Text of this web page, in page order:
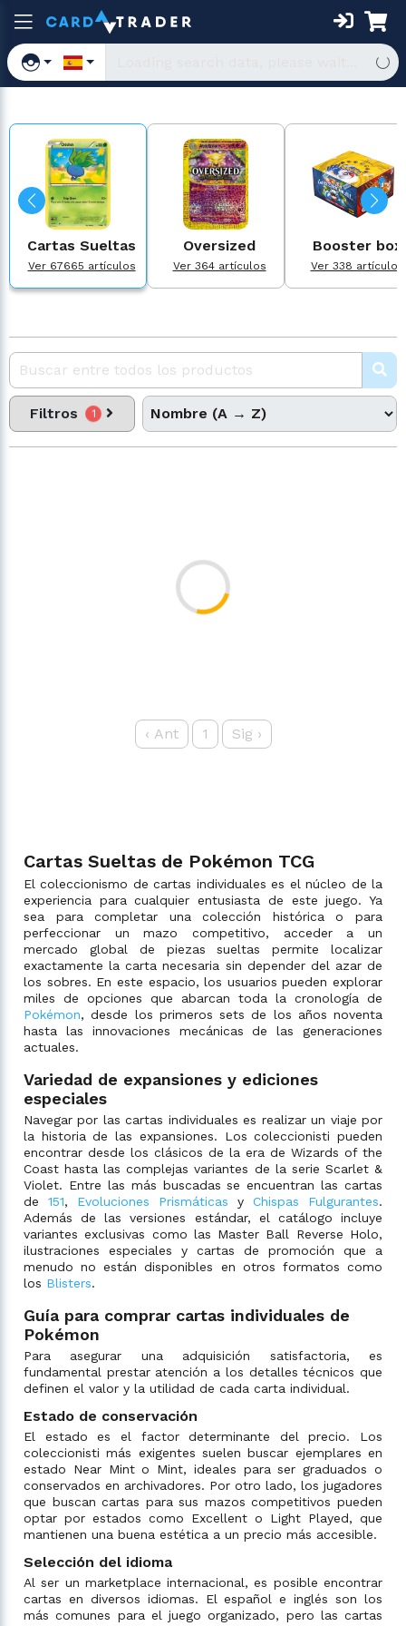
Cartas Sueltas
Ver 67665 artículos
Oversized
Ver 364 artículos
Booster box
Ver 338 artículos
Filtros 1
‹ Ant 1 Sig ›
Cartas Sueltas de Pokémon TCG
El coleccionismo de cartas individuales es el núcleo de la
experiencia para cualquier entusiasta de este juego. Ya
sea para completar una colección histórica o para
perfeccionar un mazo competitivo, acceder a un
mercado global de piezas sueltas permite localizar
exactamente la carta necesaria sin depender del azar de
los sobres. En este espacio, los usuarios pueden explorar
miles de opciones que abarcan toda la cronología de
Pokémon, desde los primeros sets de los años noventa
hasta las innovaciones mecánicas de las generaciones
actuales.
Variedad de expansiones y ediciones
especiales
Navegar por las cartas individuales es realizar un viaje por
la historia de las expansiones. Los coleccionisti pueden
encontrar desde los clásicos de la era de Wizards of the
Coast hasta las complejas variantes de la serie Scarlet &
Violet. Entre las más buscadas se encuentran las cartas
de 151, Evoluciones Prismáticas y Chispas Fulgurantes.
Además de las versiones estándar, el catálogo incluye
variantes exclusivas como las Master Ball Reverse Holo,
ilustraciones especiales y cartas de promoción que a
menudo no están disponibles en otros formatos como
los Blisters.
Guía para comprar cartas individuales de
Pokémon
Para asegurar una adquisición satisfactoria, es
fundamental prestar atención a los detalles técnicos que
definen el valor y la utilidad de cada carta individual.
Estado de conservación
El estado es el factor determinante del precio. Los
coleccionisti más exigentes suelen buscar ejemplares en
estado Near Mint o Mint, ideales para ser graduados o
conservados en archivadores. Por otro lado, los jugadores
que buscan cartas para sus mazos competitivos pueden
optar por estados como Excellent o Light Played, que
mantienen una buena estética a un precio más accesible.
Selección del idioma
Al ser un marketplace internacional, es posible encontrar
cartas en diversos idiomas. El español e inglés son los
más comunes para el juego organizado, pero las cartas